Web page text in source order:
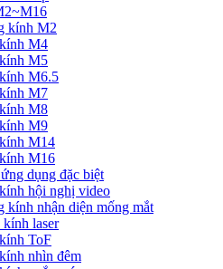
kính M2
M4
M5
M6.5
M7
M8
M9
M14
M16
dụng đặc biệt
hội nghị video
kính nhận diện mống mắt
kính laser
ToF
nhìn đêm